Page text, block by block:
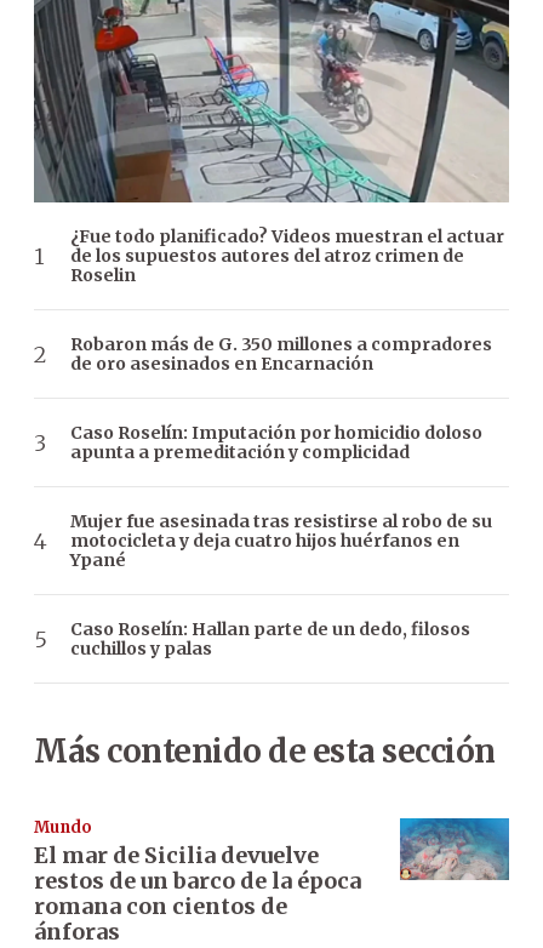
¿Fue todo planificado? Videos muestran el actuar
de los supuestos autores del atroz crimen de
Roselin
Robaron más de G. 350 millones a compradores
de oro asesinados en Encarnación
Caso Roselín: Imputación por homicidio doloso
apunta a premeditación y complicidad
Mujer fue asesinada tras resistirse al robo de su
motocicleta y deja cuatro hijos huérfanos en
Ypané
Caso Roselín: Hallan parte de un dedo, filosos
cuchillos y palas
Más contenido de esta sección
Mundo
El mar de Sicilia devuelve
restos de un barco de la época
romana con cientos de
ánforas